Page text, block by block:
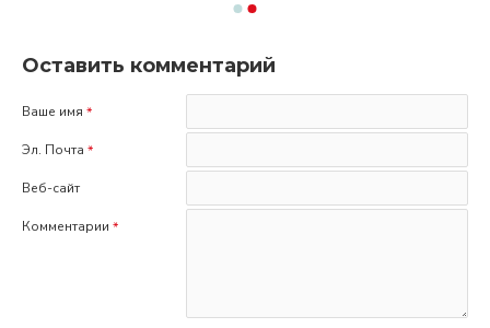
Оставить комментарий
Ваше имя
Эл. Почта
Веб-сайт
Комментарии